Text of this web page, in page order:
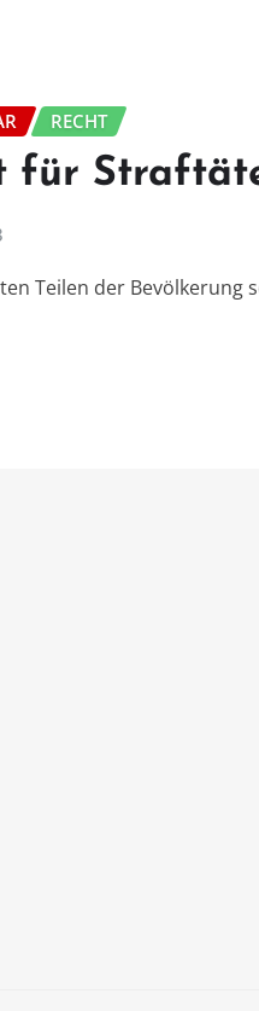
RECHT
für
Teilen der Bevölkerung